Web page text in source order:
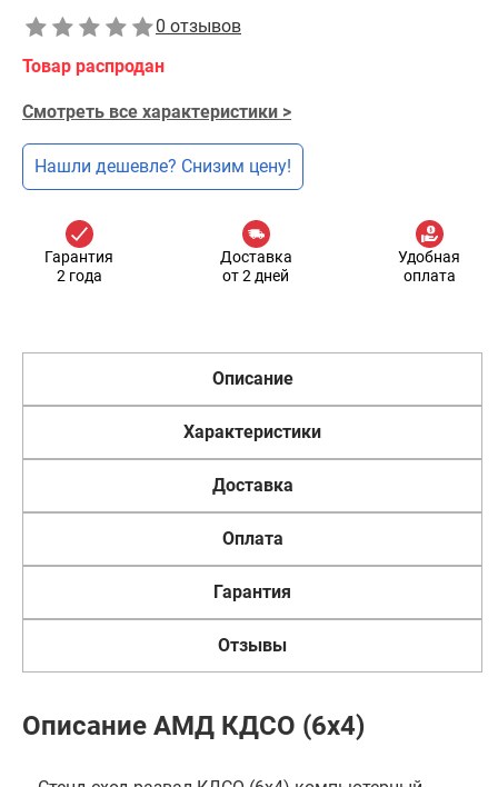
0 отзывов
Товар распродан
Смотреть все характеристики >
Нашли дешевле? Снизим цену!
Гарантия
2 года
Доставка
от 2 дней
Удобная
оплата
Описание
Характеристики
Доставка
Оплата
Гарантия
Отзывы
Описание АМД КДСО (6х4)